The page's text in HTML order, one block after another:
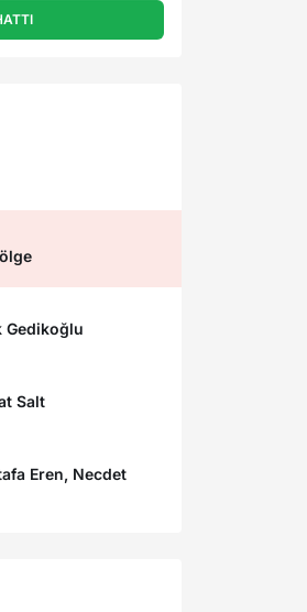
Gedikoğlu
Salt
Eren, Necdet